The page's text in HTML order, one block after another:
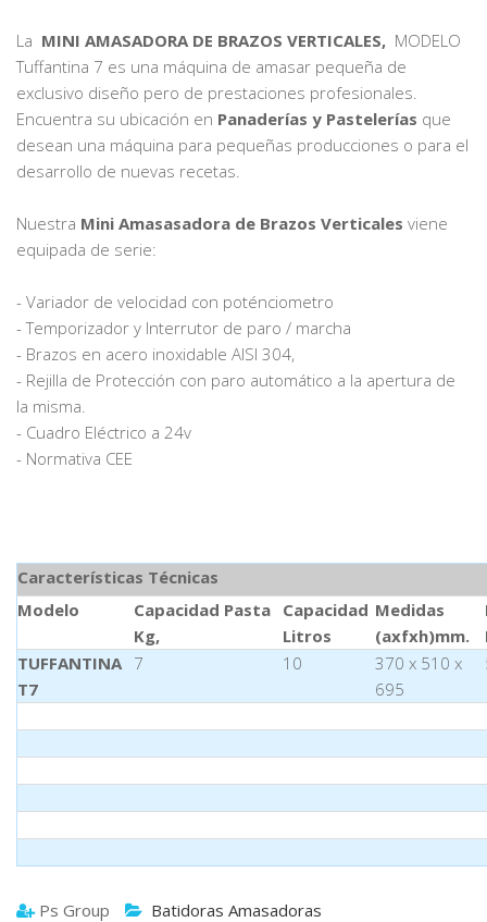
La MINI AMASADORA DE BRAZOS VERTICALES, MODELO
Tuffantina 7 es una máquina de amasar pequeña de
exclusivo diseño pero de prestaciones profesionales.
Encuentra su ubicación en Panaderías y Pastelerías que
desean una máquina para pequeñas producciones o para el
desarrollo de nuevas recetas.
Nuestra Mini Amasasadora de Brazos Verticales viene
equipada de serie:
- Variador de velocidad con poténciometro
- Temporizador y Interrutor de paro / marcha
- Brazos en acero inoxidable AISI 304,
- Rejilla de Protección con paro automático a la apertura de
la misma.
- Cuadro Eléctrico a 24v
- Normativa CEE
Características Técnicas
Modelo
Capacidad Pasta
Kg,
Capacidad
Litros
Medidas
(axfxh)mm.
TUFFANTINA
T7
7 10
370 x 510 x
695
Ps Group
Batidoras Amasadoras